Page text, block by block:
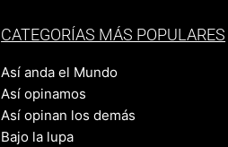
CATEGORÍAS MÁS POPULARES
Así anda el Mundo
Así opinamos
Así opinan los demás
Bajo la lupa